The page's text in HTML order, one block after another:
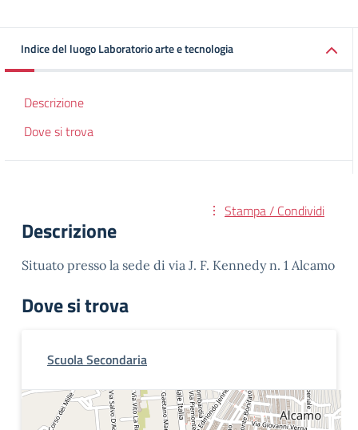
Indice del luogo Laboratorio arte e tecnologia
Descrizione
Dove si trova
Stampa / Condividi
Descrizione
Situato presso la sede di via J. F. Kennedy n. 1 Alcamo
Dove si trova
Scuola Secondaria